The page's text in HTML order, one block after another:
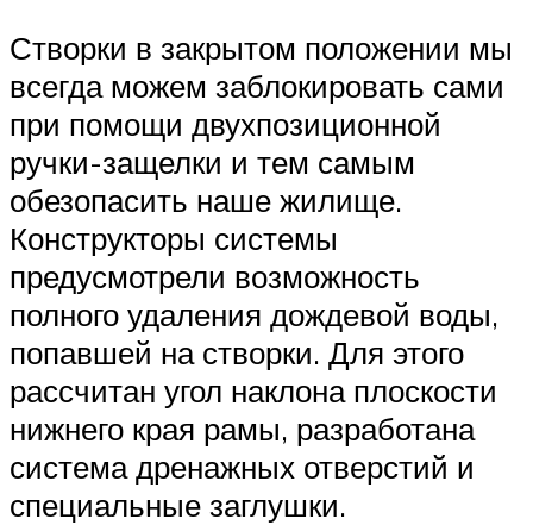
Створки в закрытом положении мы
всегда можем заблокировать сами
при помощи двухпозиционной
ручки-защелки и тем самым
обезопасить наше жилище.
Конструкторы системы
предусмотрели возможность
полного удаления дождевой воды,
попавшей на створки. Для этого
рассчитан угол наклона плоскости
нижнего края рамы, разработана
система дренажных отверстий и
специальные заглушки.